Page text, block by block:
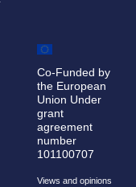
Co-Funded by
the European
Union Under
grant
agreement
number
101100707
Views and opinions